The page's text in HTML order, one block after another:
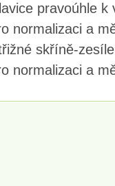
pravoúhle
normalizaci a
skříně-
normalizaci a